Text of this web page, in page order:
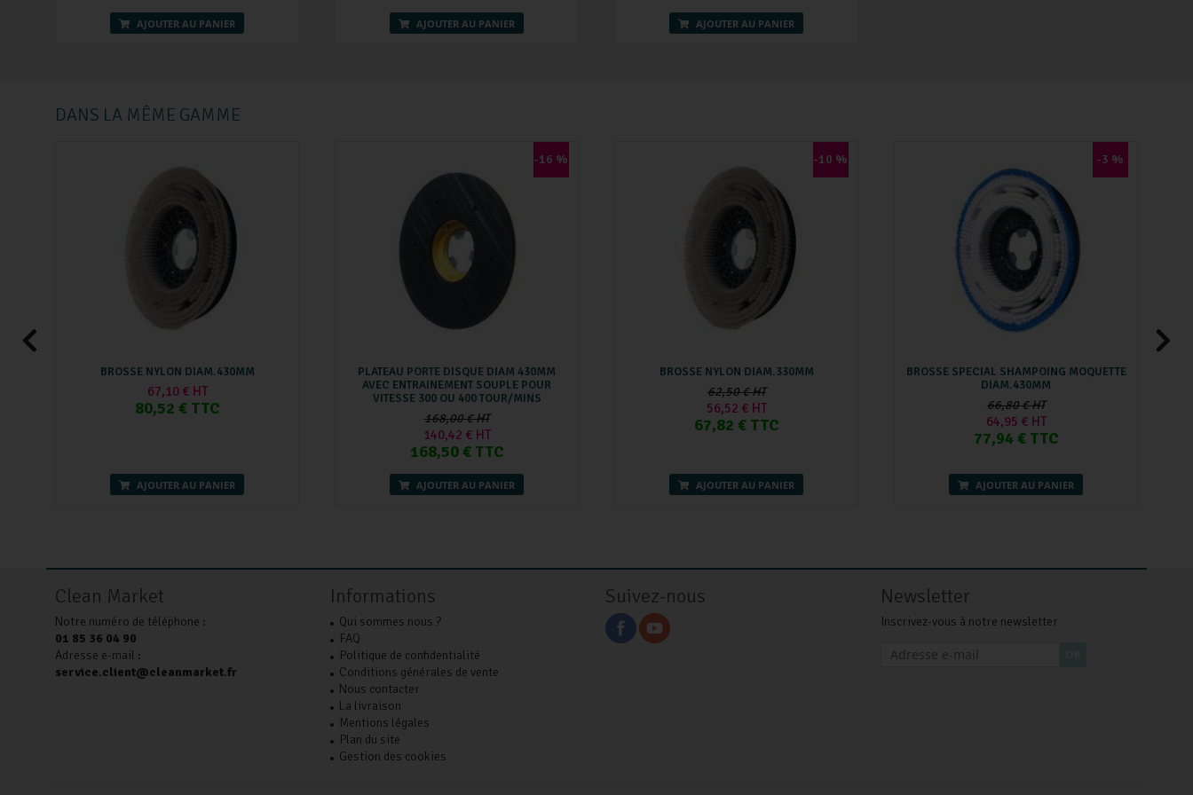
AJOUTER AU PANIER AJOUTER AU PANIER AJOUTER AU PANIER
DANS LA MÊME GAMME
BROSSE NYLON DIAM.430MM
67,10 € HT
80,52 € TTC
AJOUTER AU PANIER
-16 %
PLATEAU PORTE DISQUE DIAM 430MM
AVEC ENTRAINEMENT SOUPLE POUR
VITESSE 300 OU 400 TOUR/MINS
168,00 € HT
140,42 € HT
168,50 € TTC
AJOUTER AU PANIER
-10 %
BROSSE NYLON DIAM.330MM
62,50 € HT
56,52 € HT
67,82 € TTC
AJOUTER AU PANIER
-3 %
BROSSE SPECIAL SHAMPOING MOQUETTE
DIAM.430MM
66,80 € HT
64,95 € HT
77,94 € TTC
AJOUTER AU PANIER
Clean Market
Notre numéro de téléphone :
01 85 36 04 90
Adresse e-mail :
service.client@cleanmarket.fr
Informations
Qui sommes nous ?
FAQ
Politique de confidentialité
Conditions générales de vente
Nous contacter
La livraison
Mentions légales
Plan du site
Gestion des cookies
Suivez-nous Newsletter
Inscrivez-vous à notre newsletter